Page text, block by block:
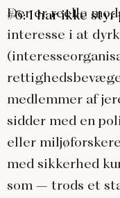
#6: I har ikke
Der er reelle
interesse i at
medlemmer af
sidder med en
eller
med sikkerhed
som – trods et